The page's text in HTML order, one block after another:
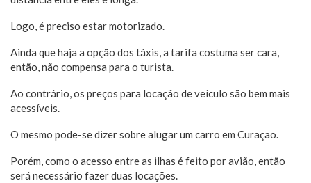
Logo, é preciso estar motorizado.
Ainda que haja a opção dos táxis, a tarifa costuma ser cara,
então, não compensa para o turista.
Ao contrário, os preços para locação de veículo são bem mais
acessíveis.
O mesmo pode-se dizer sobre alugar um carro em Curaçao.
Porém, como o acesso entre as ilhas é feito por avião, então
será necessário fazer duas locações.